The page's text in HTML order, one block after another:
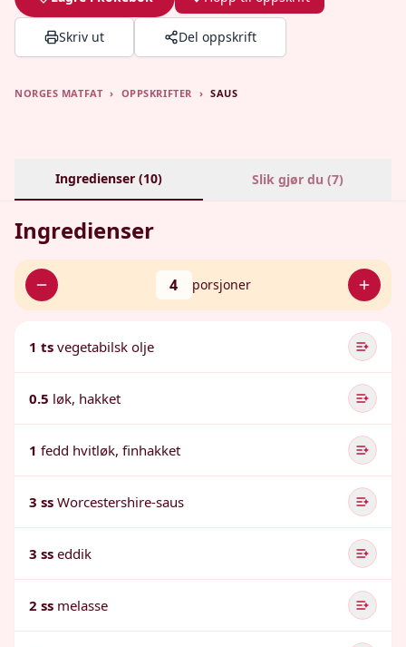
Skriv ut Del oppskrift
NORGES MATFAT › OPPSKRIFTER › SAUS
Ingredienser (10) Slik gjør du (7)
Ingredienser
4 porsjoner
1 ts vegetabilsk olje
0.5 løk, hakket
1 fedd hvitløk, finhakket
3 ss Worcestershire-saus
3 ss eddik
2 ss melasse